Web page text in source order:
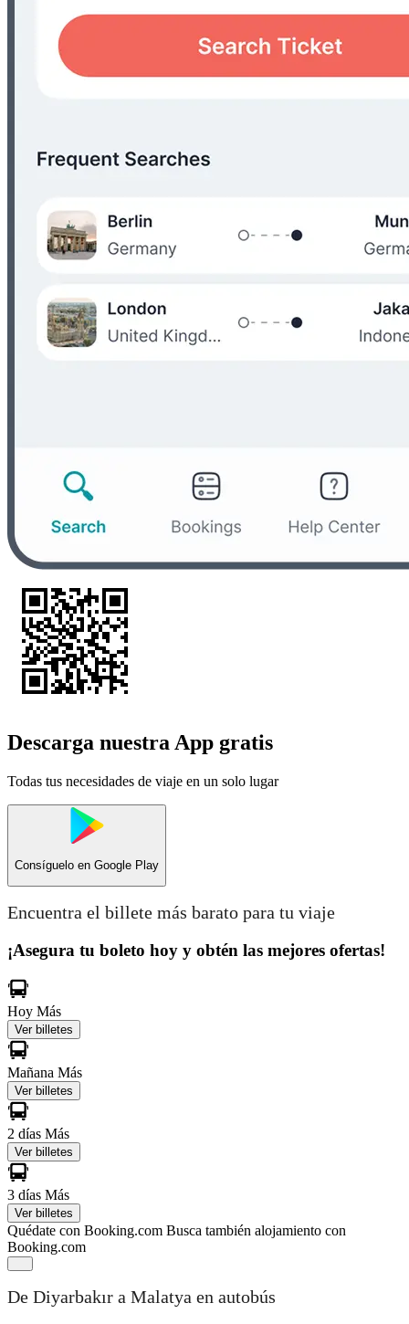
Descarga nuestra App gratis
Todas tus necesidades de viaje en un solo lugar
Consíguelo en Google Play
Encuentra el billete más barato para tu viaje
¡Asegura tu boleto hoy y obtén las mejores ofertas!
Hoy Más
Ver billetes
Mañana Más
Ver billetes
2 días Más
Ver billetes
3 días Más
Ver billetes
Quédate con Booking.com Busca también alojamiento con
Booking.com
De Diyarbakır a Malatya en autobús